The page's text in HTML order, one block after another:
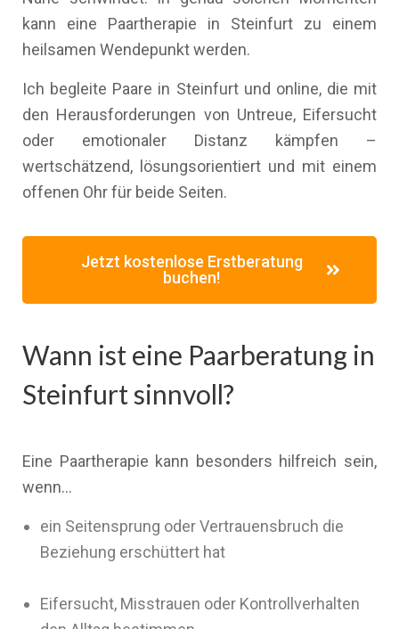
kann eine Paartherapie in Steinfurt zu einem
heilsamen Wendepunkt werden.
Ich begleite Paare in Steinfurt und online, die mit
den Herausforderungen von Untreue, Eifersucht
oder emotionaler Distanz kämpfen –
wertschätzend, lösungsorientiert und mit einem
offenen Ohr für beide Seiten.
Jetzt kostenlose Erstberatung
buchen!
Wann ist eine Paarberatung in
Steinfurt sinnvoll?
Eine Paartherapie kann besonders hilfreich sein,
wenn…
ein Seitensprung oder Vertrauensbruch die
Beziehung erschüttert hat
Eifersucht, Misstrauen oder Kontrollverhalten